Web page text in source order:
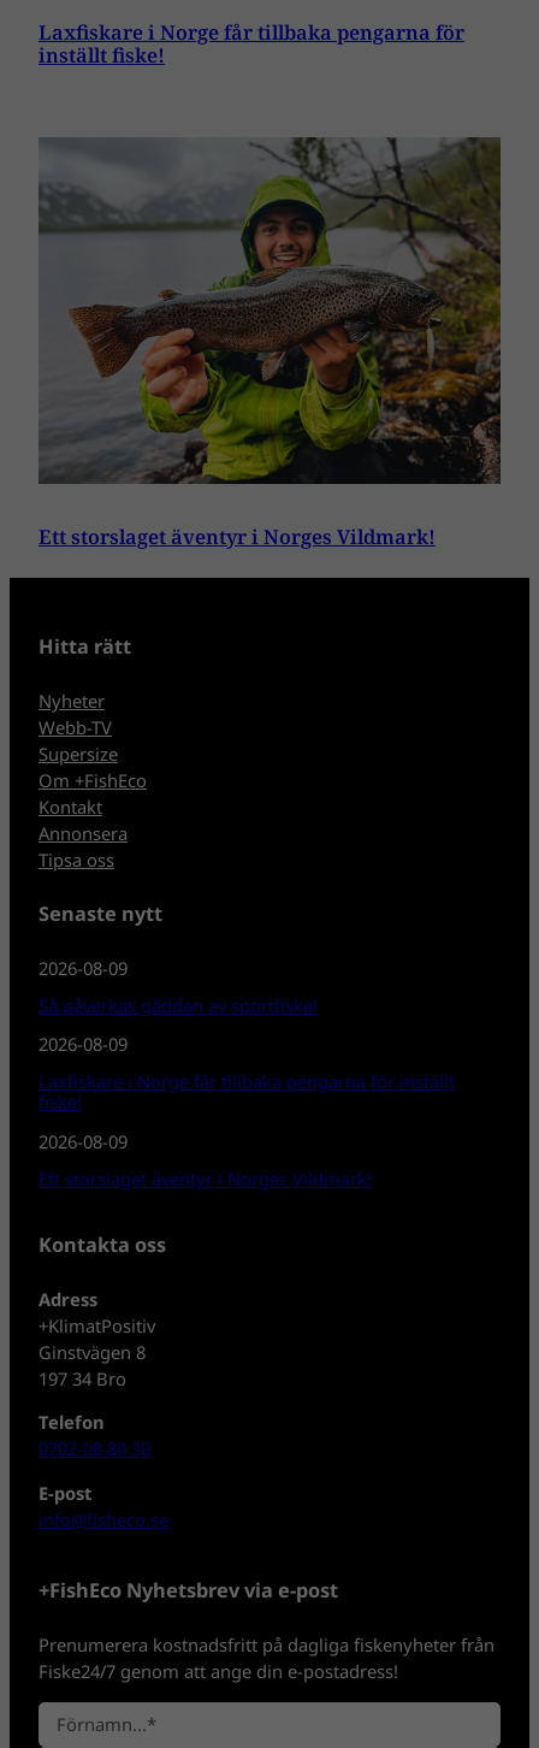
Laxfiskare i Norge får tillbaka pengarna för
inställt fiske!
Ett storslaget äventyr i Norges Vildmark!
Hitta rätt
Nyheter
Webb-TV
Supersize
Om +FishEco
Kontakt
Annonsera
Tipsa oss
Senaste nytt
2026-08-09
Så påverkas gäddan av sportfiske!
2026-08-09
Laxfiskare i Norge får tillbaka pengarna för inställt
fiske!
2026-08-09
Ett storslaget äventyr i Norges Vildmark!
Kontakta oss
Adress
+KlimatPositiv
Ginstvägen 8
197 34 Bro
Telefon
0702-08 80 30
E-post
info@fisheco.se
+FishEco Nyhetsbrev via e-post
Prenumerera kostnadsfritt på dagliga fiskenyheter från
Fiske24/7 genom att ange din e-postadress!
N
a